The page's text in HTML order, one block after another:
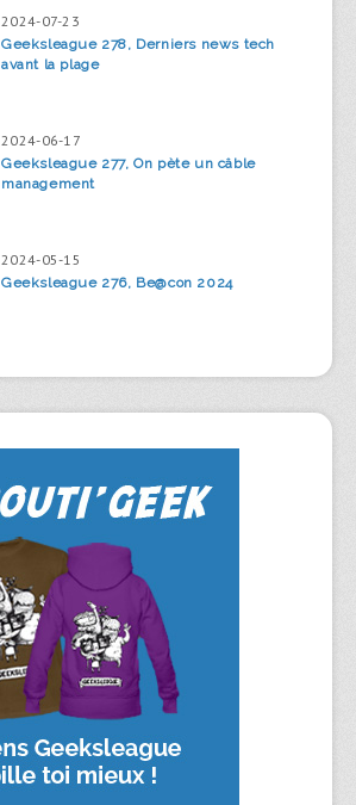
2024-07-23
Geeksleague 278, Derniers news tech
avant la plage
2024-06-17
Geeksleague 277, On pète un câble
management
2024-05-15
Geeksleague 276, Be@con 2024